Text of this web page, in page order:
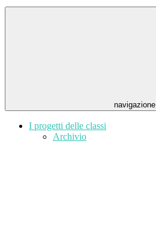
navigazione
I progetti delle classi
Archivio